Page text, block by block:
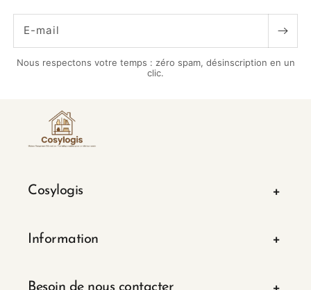
E-mail
Nous respectons votre temps : zéro spam, désinscription en un
clic.
Cosylogis
Information